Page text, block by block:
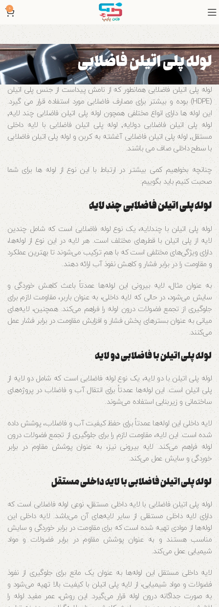
0
لوله پلی اتیلن فاضلابی
لوله پلی اتیلن فاضلابی همانطور که از نامش پیداست از جنس پلی اتیلن
(HDPE) بوده و بیشتر برای مصارف فاضلابی مورد استفاده قرار می گیرد.
این لوله ها دارای انواع مختلفی همچون لوله پلی اتیلن فاضلابی چند لایه٬
لوله پلی اتیلن فاضلابی دولایه٬ لوله پلی اتیلن فاضلابی با لایه داخلی
مستقل٬ لوله پلی اتیلن فاضلابی آغشته به کربن و لوله پلی اتیلن فاضلابی
با سطح داخلی صاف می باشند.
چنانچه بخواهیم کمی بیشتر در ارتباط با این نوع از لوله ها برای شما
صحبت کنیم باید بگوییم:
لوله پلی اتیلن فاضلابی چند لایه
لوله پلی اتیلن با چندلایه، یک نوع لوله فاضلابی است که شامل چندین
لایه از پلی اتیلن با قطرهای مختلف است. هر لایه در این نوع از لوله‌ها،
دارای ویژگی‌های مختلفی است که با هم ترکیب می‌شوند تا بهترین عملکرد
و مقاومت را در برابر فشار و کاهش نفوذ آب ارائه دهند.
به عنوان مثال، لایه بیرونی این لوله‌ها عمدتاً باعث کاهش خوردگی و
سایش می‌شود، در حالی که لایه داخلی، به عنوان باربر، مقاومت لازم برای
جلوگیری از تجمع فضولات درون لوله را فراهم می‌کند. همچنین، لایه‌های
میانی به عنوان بسترهای پخش فشار و افزایش مقاومت در برابر فشار عمل
می‌کنند.
لوله پلی اتیلن با فاضلابی دو لایه
لوله پلی اتیلن با دو لایه، یک نوع لوله فاضلابی است که شامل دو لایه از
پلی اتیلن است. این لوله‌ها عمدتاً برای انتقال آب و فاضلاب در پروژه‌های
ساختمانی و زیربنایی استفاده می‌شوند.
لایه داخلی این لوله‌ها عمدتاً برای حفظ کیفیت آب و فاضلاب، پوشش داده
شده است. این لایه، مقاومت لازم را برای جلوگیری از تجمع فضولات درون
لوله فراهم می‌کند. لایه بیرونی نیز، به عنوان پوشش مقاوم در برابر
خوردگی و سایش عمل می‌کند.
لوله پلی اتیلن فاضلابی با لایه داخلی مستقل
لوله پلی اتیلن فاضلابی با لایه داخلی مستقل، نوعی لوله فاضلابی است که
دارای لایه داخلی مستقلی از سایر لایه‌های آن می‌باشد. لایه داخلی این
لوله‌ها از موادی تهیه شده است که برای مقاومت در برابر خوردگی و سایش
مناسب هستند و به عنوان پوشش مقاوم در برابر فضولات و مواد
شیمیایی عمل می‌کند.
لایه داخلی مستقل این لوله‌ها به عنوان یک مانع برای جلوگیری از نفوذ
فضولات و مواد شیمیایی، از لایه پلی اتیلن با کیفیت بالا تهیه می‌شود و
به صورت جداگانه درون لوله قرار می‌گیرد. این روش، عمر مفید لوله را